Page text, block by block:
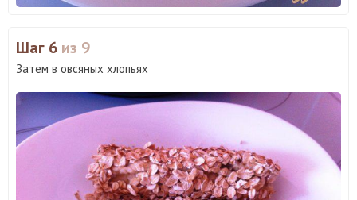
Шаг 6 из 9
Затем в овсяных хлопьях